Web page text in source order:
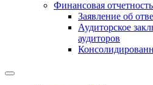
Финансовая
Заявление об
Аудиторское
аудиторов